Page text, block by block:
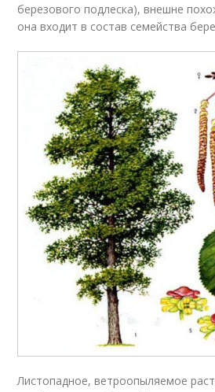
березового подлеска), внешне
она входит в состав семейства
Листопадное, ветроопыляемое